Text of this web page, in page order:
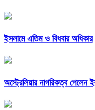
ইসলামে এতিম ও বিধবার অধিকার
অস্ট্রেলিয়ার নাগরিকত্ব পেলেন